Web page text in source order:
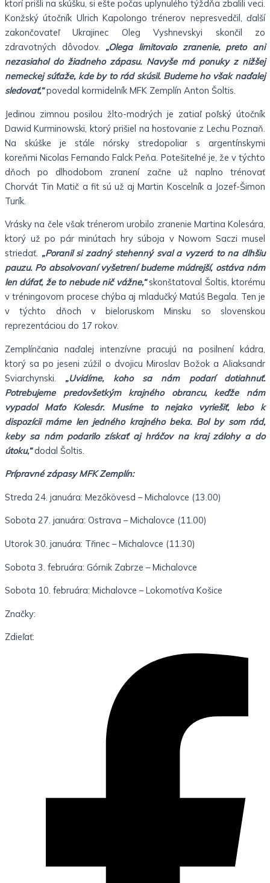
ktorí prišli na skúšku, si ešte počas uplynulého týždňa zbalili veci.
Konžský útočník Ulrich Kapolongo trénerov nepresvedčil, ďalší
zakončovateľ Ukrajinec Oleg Vyshnevskyi skončil zo
zdravotných dôvodov. „Olega limitovalo zranenie, preto ani
nezasiahol do žiadneho zápasu. Navyše má ponuky z nižšej
nemeckej súťaže, kde by to rád skúsil. Budeme ho však naďalej
sledovať,“povedal kormidelník MFK Zemplín Anton Šoltis.
Jedinou zimnou posilou žlto-modrých je zatiaľ poľský útočník
Dawid Kurminowski, ktorý prišiel na hosťovanie z Lechu Poznaň.
Na skúške je stále nórsky stredopoliar s argentínskymi
koreňmi Nicolas Fernando Falck Peňa. Potešiteľné je, že v týchto
dňoch po dlhodobom zranení začne už naplno trénovať
Chorvát Tin Matič a fit sú už aj Martin Koscelník a Jozef-Šimon
Turík.
Vrásky na čele však trénerom urobilo zranenie Martina Kolesára,
ktorý už po pár minútach hry súboja v Nowom Saczi musel
striedať. „Poranil si zadný stehenný sval a vyzerá to na dlhšiu
pauzu. Po absolvovaní vyšetrení budeme múdrejší, ostáva nám
len dúfať, že to nebude nič vážne,“skonštatoval Šoltis, ktorému
v tréningovom procese chýba aj mladučký Matúš Begala. Ten je
v týchto dňoch v bieloruskom Minsku so slovenskou
reprezentáciou do 17 rokov.
Zemplínčania naďalej intenzívne pracujú na posilnení kádra,
ktorý sa po jeseni zúžil o dvojicu Miroslav Božok a Aliaksandr
Sviarchynski. „Uvidíme, koho sa nám podarí dotiahnuť.
Potrebujeme predovšetkým krajného obrancu, keďže nám
vypadol Maťo Kolesár. Musíme to nejako vyriešiť, lebo k
dispozícii máme len jedného krajného beka. Bol by som rád,
keby sa nám podarilo získať aj hráčov na kraj zálohy a do
útoku,“dodal Šoltis.
Prípravné zápasy MFK Zemplín:
Streda 24. januára: Mezőkövesd – Michalovce (13.00)
Sobota 27. januára: Ostrava – Michalovce (11.00)
Utorok 30. januára: Třinec – Michalovce (11.30)
Sobota 3. februára: Górnik Zabrze – Michalovce
Sobota 10. februára: Michalovce – Lokomotíva Košice
Značky:
Zdieľať: